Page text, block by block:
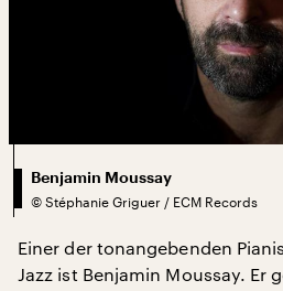
Benjamin Moussay
© Stéphanie Griguer / ECM Records
Einer der tonangebenden
Jazz ist Benjamin Moussay. Er